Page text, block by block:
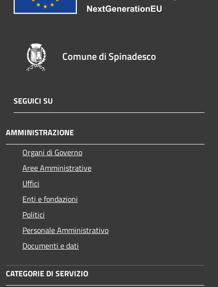
Comune di Spinadesco
SEGUICI SU
AMMINISTRAZIONE
Organi di Governo
Aree Amministrative
Uffici
Enti e fondazioni
Politici
Personale Amministrativo
Documenti e dati
CATEGORIE DI SERVIZIO